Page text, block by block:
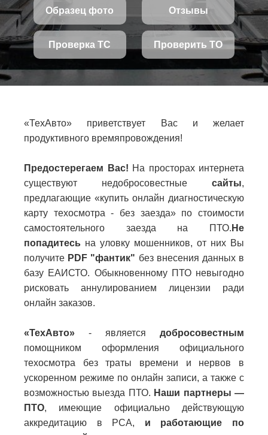
Образец фото Отзывы
Проверка ТС Проверить ТО
«ТехАвто» приветствует Вас и желает
продуктивного времяпровождения!
Предостерегаем Вас! На просторах интернета
существуют недобросовестные сайты,
предлагающие «купить онлайн диагностическую
карту техосмотра - без заезда» по стоимости
самостоятельного заезда на ПТО. Не
попадитесь на уловку мошенников, от них Вы
получите PDF "фантик" без внесения данных в
базу ЕАИСТО. Обыкновенному ПТО невыгодно
рисковать аннулированием лицензии ради
онлайн заказов.
«ТехАвто» - является добросовестным
помощником оформления официального
техосмотра без траты времени и нервов в
ускоренном режиме по онлайн записи, а также с
возможностью выезда ПТО. Наши партнеры —
ПТО, имеющие официально действующую
аккредитацию в РСА, и работающие по